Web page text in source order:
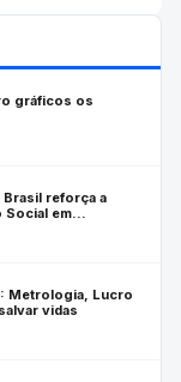
gráficos os
reforça a
Social em
Metrologia, Lucro
vidas